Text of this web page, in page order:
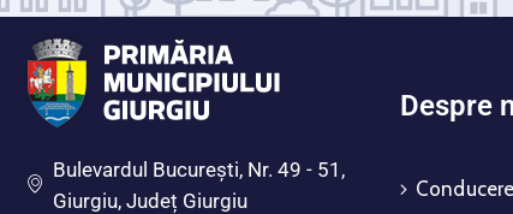
Bulevardul Bucureşti, Nr. 49 - 51,
Giurgiu, Județ Giurgiu
Despre